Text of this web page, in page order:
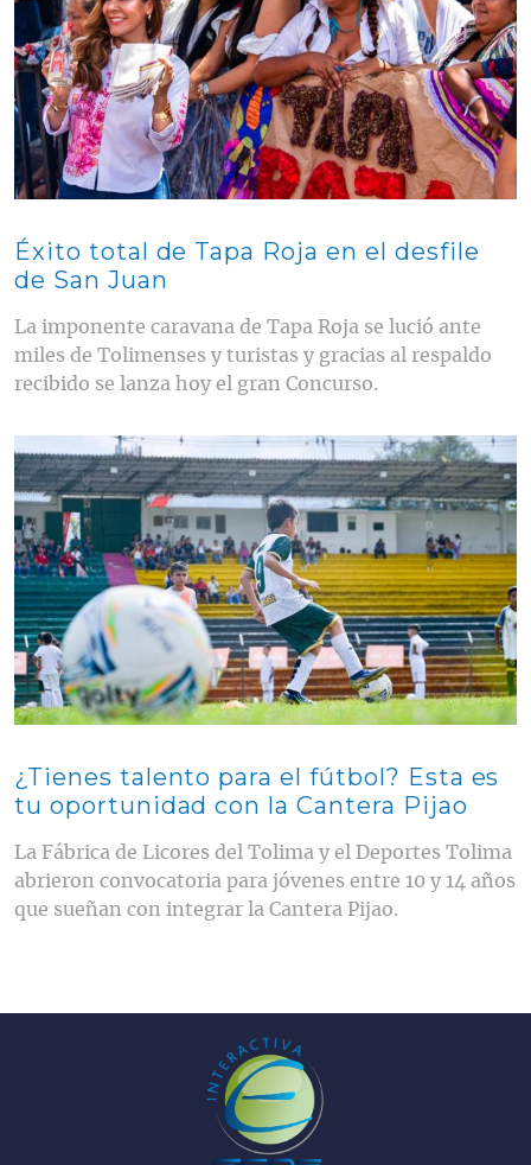
Éxito total de Tapa Roja en el desfile
de San Juan
La imponente caravana de Tapa Roja se lució ante
miles de Tolimenses y turistas y gracias al respaldo
recibido se lanza hoy el gran Concurso.
Contenido multimedia principal
¿Tienes talento para el fútbol? Esta es
tu oportunidad con la Cantera Pijao
La Fábrica de Licores del Tolima y el Deportes Tolima
abrieron convocatoria para jóvenes entre 10 y 14 años
que sueñan con integrar la Cantera Pijao.